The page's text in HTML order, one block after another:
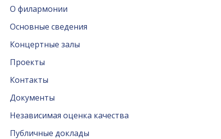
О филармонии
Основные сведения
Концертные залы
Проекты
Контакты
Документы
Независимая оценка качества
Публичные доклады